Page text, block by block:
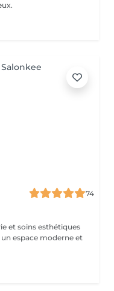
74
et soins esthétiques